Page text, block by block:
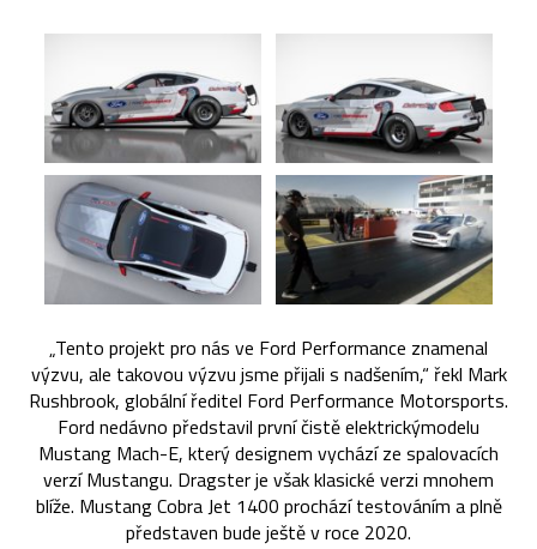
„Tento projekt pro nás ve Ford Performance znamenal
výzvu, ale takovou výzvu jsme přijali s nadšením,“ řekl Mark
Rushbrook, globální ředitel Ford Performance Motorsports.
Ford nedávno představil první čistě elektrickýmodelu
Mustang Mach-E, který designem vychází ze spalovacích
verzí Mustangu. Dragster je však klasické verzi mnohem
blíže. Mustang Cobra Jet 1400 prochází testováním a plně
představen bude ještě v roce 2020.